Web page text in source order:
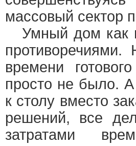
массовый сектор
Умный дом как
времени
просто не было.
к столу вместо
решений, все
затратами